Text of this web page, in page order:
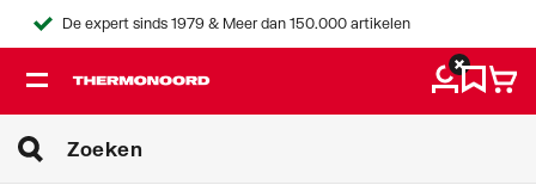
De expert sinds 1979 & Meer dan 150.000 artikelen